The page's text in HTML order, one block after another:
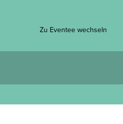
Zu Eventee wechseln